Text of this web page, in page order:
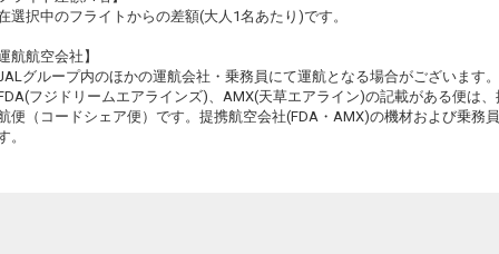
選択中のフライトからの差額(大人1名あたり)です。
航航空会社】
グループ内のほかの運航会社・乗務員にて運航となる場合がございます。
フジドリームエアラインズ)、AMX(天草エアライン)の記載がある便は
便（コードシェア便）です。提携航空会社(FDA・AMX)の機材および乗務
。